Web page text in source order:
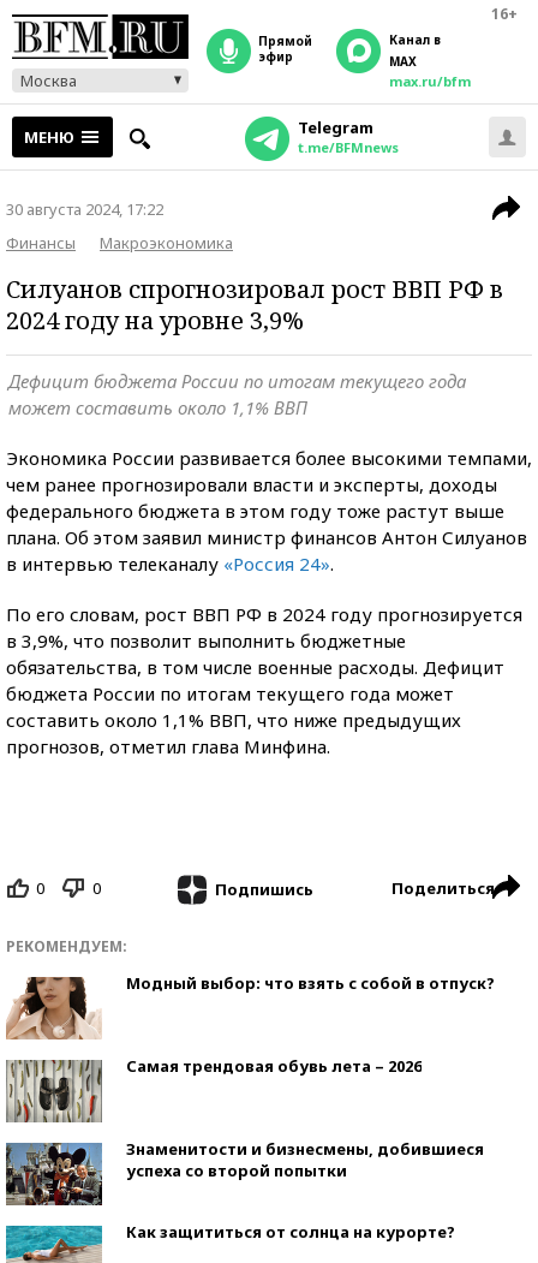
16+
Москва
прямой
эфир
Канал в
MAX
max.ru/bfm
МЕНЮ Telegram
t.me/BFMnews
30 августа 2024, 17:22
Финансы
Макроэкономика
Силуанов спрогнозировал рост ВВП РФ в
2024 году на уровне 3,9%
Дефицит бюджета России по итогам текущего года
может составить около 1,1% ВВП
Экономика России развивается более высокими темпами,
чем ранее прогнозировали власти и эксперты, доходы
федерального бюджета в этом году тоже растут выше
плана. Об этом заявил министр финансов Антон Силуанов
в интервью телеканалу «Россия 24».
По его словам, рост ВВП РФ в 2024 году прогнозируется
в 3,9%, что позволит выполнить бюджетные
обязательства, в том числе военные расходы. Дефицит
бюджета России по итогам текущего года может
составить около 1,1% ВВП, что ниже предыдущих
прогнозов, отметил глава Минфина.
0 0 Подпишись Поделиться
РЕКОМЕНДУЕМ:
Модный выбор: что взять с собой в отпуск?
Самая трендовая обувь лета – 2026
Знаменитости и бизнесмены, добившиеся
успеха со второй попытки
Как защититься от солнца на курорте?